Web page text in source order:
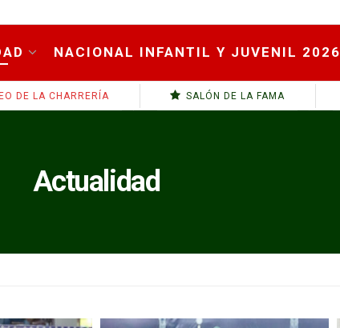
NACIONAL INFANTIL Y JUVENIL 2026
DE LA CHARRERÍA SALÓN DE LA FAMA
Actualidad